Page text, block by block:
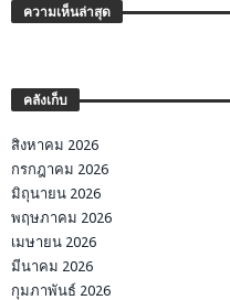
ความเห็นล่าสุด
คลังเก็บ
สิงหาคม 2026
กรกฎาคม 2026
มิถุนายน 2026
พฤษภาคม 2026
เมษายน 2026
มีนาคม 2026
กุมภาพันธ์ 2026